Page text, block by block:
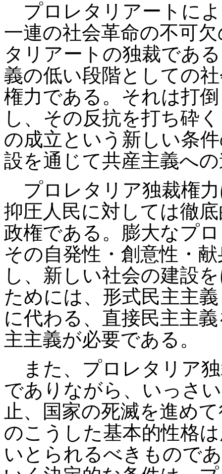
プロレタリアートに
一連の社会革命の不可
タリアートの独裁であ
義の低い段階としての
権力である。それは打
し、その反抗を打ち砕
の成立という新しい条
設を通じて共産主義へ
プロレタリア独裁権
抑圧人民に対しては徹
政権である。膨大なプ
その自発性・創意性・
し、新しい社会の建設
ためには、形式民主主
に代わる、直接民主主
主主義が必要である。
また、プロレタリア
でありながら、いっさ
止、国家の死滅を進め
のこうした基本的性格
いとられるべきもので